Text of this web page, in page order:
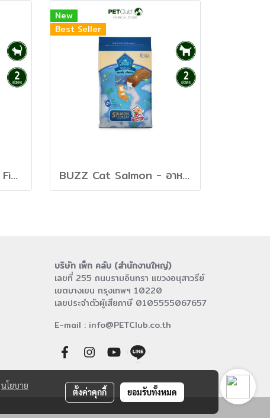
BUZZ Cat Chicken & Fish - อาหารลูกแมวและแมวโต สูตรไก่และปลา
New
Best Seller
BUZZ Cat Salmon - อาหารลูกแมวและแมวโต สูตรแซลมอน
บริษัท เพ็ท คลับ (สำนักงานใหญ่)
เลขที่ 255 ถนนรามอินทรา แขวงอนุสาวรีย์
เขตบางเขน กรุงเทพฯ 10220
เลขประจำตัวผู้เสียภาษี 0105555067657
E-mail : info@PETClub.co.th
นโยบาย
ตั้งค่าคุกกี้ ยอมรับทั้งหมด